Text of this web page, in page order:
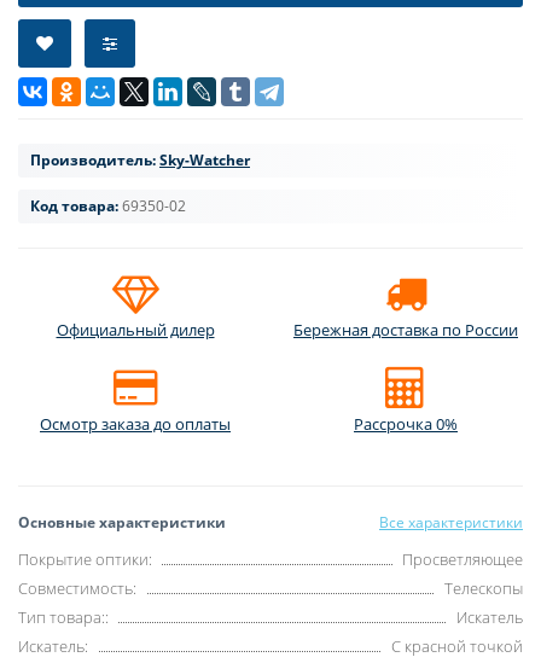
Производитель:Sky-Watcher
Код товара:69350-02
Официальный дилер Бережная доставка по России
Осмотр заказа до оплаты Рассрочка 0%
Основные характеристики Все характеристики
Покрытие оптики:
Просветляющее
Совместимость:
Телескопы
Тип товара::
Искатель
Искатель:
С красной точкой